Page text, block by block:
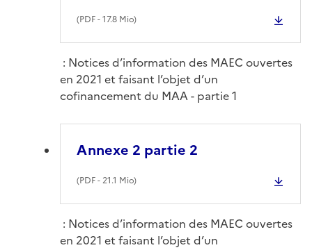
(PDF- 17.8 Mio)
: Notices d’information des MAEC ouvertes
en 2021 et faisant l’objet d’un
cofinancement du MAA - partie 1
Annexe 2 partie 2
(PDF- 21.1 Mio)
: Notices d’information des MAEC ouvertes
en 2021 et faisant l’objet d’un